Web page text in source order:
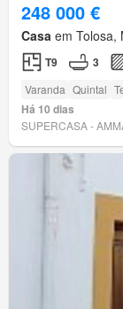
248 000 €
Casa em Tolosa,
T9 3
Varanda Quintal
Há 10 dias
SUPERCASA -